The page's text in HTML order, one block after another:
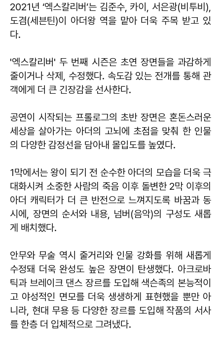
2021년 ‘엑스칼리버’는 김준수, 카이, 서은광(비투비),
도겸(세븐틴)이 아더왕 역을 맡아 더욱 주목 받고 있
다.
'엑스칼리버' 두 번째 시즌은 초연 장면들을 과감하게
줄이거나 삭제, 수정했다. 속도감 있는 전개를 통해 관
객에게 더 큰 긴장감을 선사한다.
공연이 시작되는 프롤로그의 초반 장면은 혼돈스러운
세상을 살아가는 아더의 고뇌에 초점을 맞춰 한 인물
의 다양한 감정선을 담아내 몰입도를 높였다.
1막에서는 왕이 되기 전 순수한 아더의 모습을 더욱 극
대화시켜 소중한 사람의 죽음 이후 돌변한 2막 이후의
아더 캐릭터가 더 큰 반전으로 느껴지도록 바꿈과 동
시에, 장면의 순서와 내용, 넘버(음악)의 구성도 새롭
게 배치했다.
안무와 무술 역시 줄거리와 인물 강화를 위해 새롭게
수정돼 더욱 완성도 높은 장면이 탄생했다. 아크로바
틱과 브레이크 댄스 장르를 도입해 색슨족의 본능적이
고 야성적인 면모를 더욱 생생하게 표현했을 뿐만 아
니라, 현대 무용 등 다양한 장르를 도입해 작품의 서사
를 한층 더 입체적으로 그려냈다.